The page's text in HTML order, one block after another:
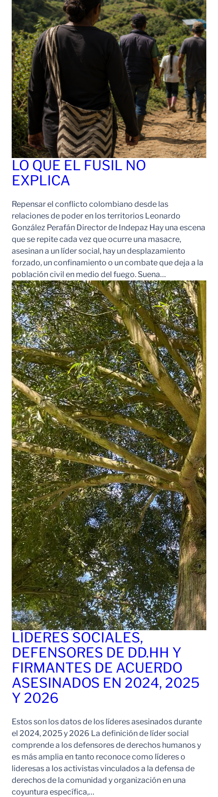
LO QUE EL FUSIL NO
EXPLICA
Repensar el conflicto colombiano desde las
relaciones de poder en los territorios Leonardo
González Perafán Director de Indepaz Hay una escena
que se repite cada vez que ocurre una masacre,
asesinan a un líder social, hay un desplazamiento
forzado, un confinamiento o un combate que deja a la
población civil en medio del fuego. Suena…
LÍDERES SOCIALES,
DEFENSORES DE DD.HH Y
FIRMANTES DE ACUERDO
ASESINADOS EN 2024, 2025
Y 2026
Estos son los datos de los líderes asesinados durante
el 2024, 2025 y 2026 La definición de líder social
comprende a los defensores de derechos humanos y
es más amplia en tanto reconoce como líderes o
lideresas a los activistas vinculados a la defensa de
derechos de la comunidad y organización en una
coyuntura específica,…